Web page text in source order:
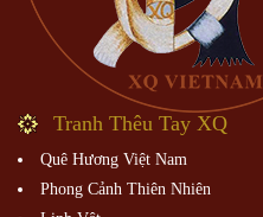
Tranh Thêu Tay XQ
Quê Hương Việt Nam
Phong Cảnh Thiên Nhiên